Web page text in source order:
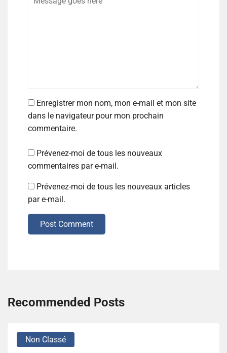
Enregistrer mon nom, mon e-mail et mon site
dans le navigateur pour mon prochain
commentaire.
Prévenez-moi de tous les nouveaux
commentaires par e-mail.
Prévenez-moi de tous les nouveaux articles
par e-mail.
Post Comment
Recommended Posts
Non Classé